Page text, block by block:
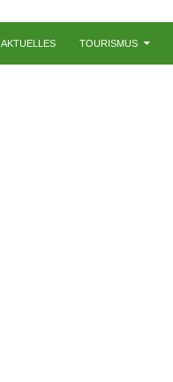
AKTUELLES TOURISMUS